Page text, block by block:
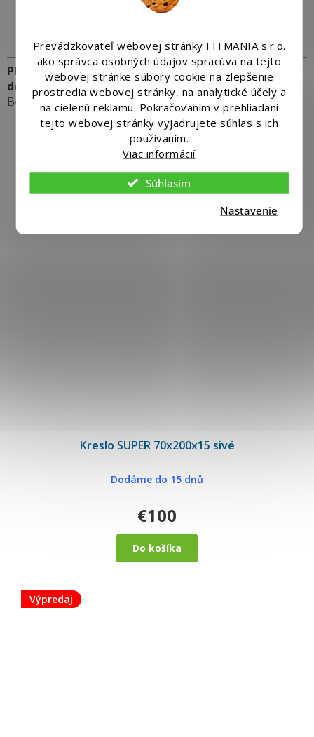
Prevádzkovateľ webovej stránky FITMANIA s.r.o.
ako správca osobných údajov spracúva na tejto
webovej stránke súbory cookie na zlepšenie
prostredia webovej stránky, na analytické účely a
na cielenú reklamu. Pokračovaním v prehliadaní
tejto webovej stránky vyjadrujete súhlas s ich
používaním.
Viac informácií
Súhlasím
Nastavenie
Kreslo SUPER 70x200x15 sivé
Dodáme do 15 dnů
€100
Do košíka
Výpredaj
dokončovacích prácach
PEFOLIA TYP 200 – silná a účinná parotesná fólia pre
dokonalú ochranu vašej stavby.
Bez vlhkosti. Bez kompromisov.